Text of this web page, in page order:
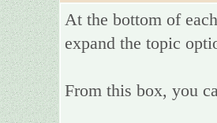
At the bottom of
expand the topic
From this box, you